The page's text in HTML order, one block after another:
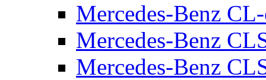
Mercedes-Benz
Mercedes-Benz
Mercedes-Benz